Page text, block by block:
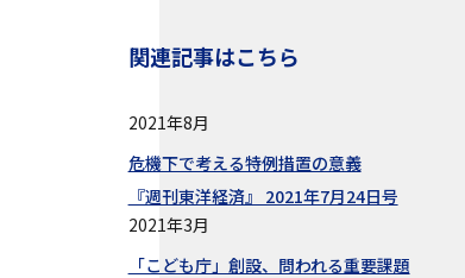
関連記事はこちら
2021年8月
危機下で考える特例措置の意義
『週刊東洋経済』 2021年7月24日号
2021年3月
「こども庁」創設、問われる重要課題